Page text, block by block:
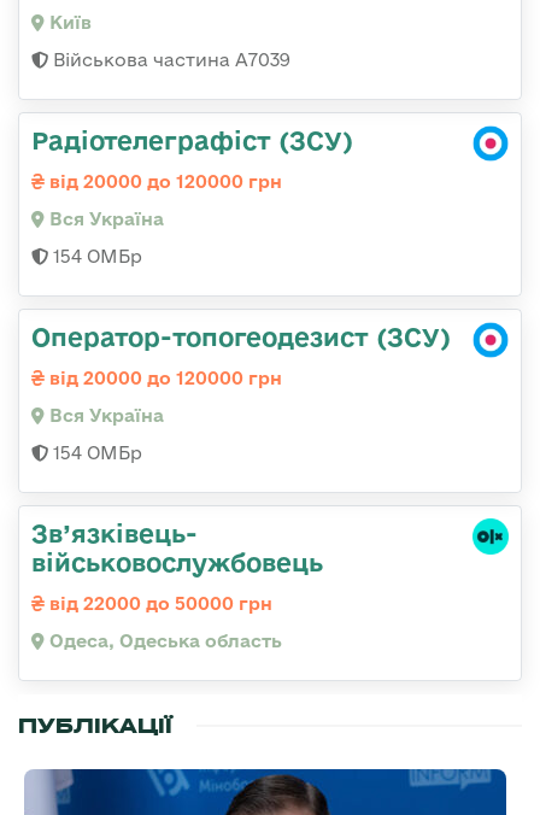
Київ
Військова частина А7039
Радіотелеграфіст (ЗСУ)
від 20000 до 120000 грн
Вся Україна
154 ОМБр
Оператор-топогеодезист (ЗСУ)
від 20000 до 120000 грн
Вся Україна
154 ОМБр
Зв’язківець-
військовослужбовець
від 22000 до 50000 грн
Одеса, Одеська область
ПУБЛІКАЦІЇ